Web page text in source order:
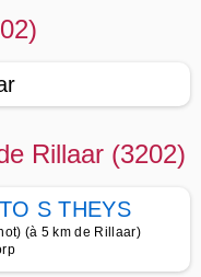
Rillaar (3202)
S THEYS
(à 5 km de Rillaar)